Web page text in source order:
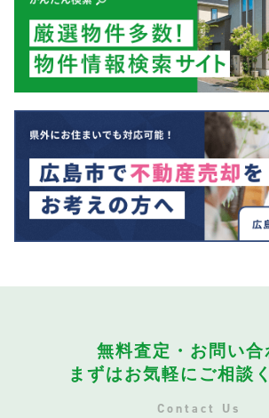
無料査定・お問い合
まずはお気軽にご相談
Contact Us